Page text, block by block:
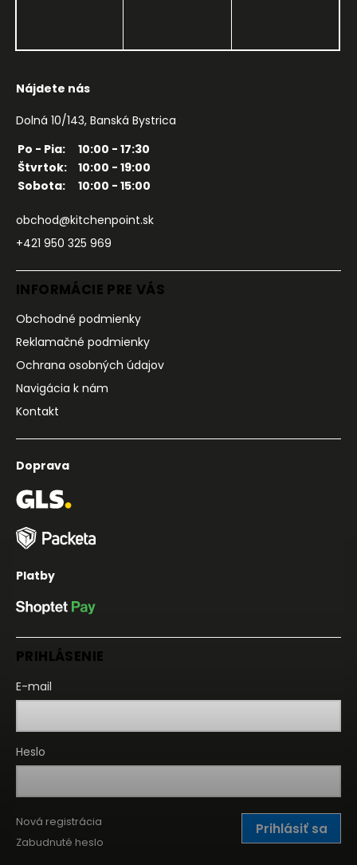
Nájdete nás
Dolná 10/143, Banská Bystrica
Po - Pia:
10:00 - 17:30
Štvrtok:
10:00 - 19:00
Sobota:
10:00 - 15:00
obchod@kitchenpoint.sk
+421 950 325 969
INFORMÁCIE PRE VÁS
Obchodné podmienky
Reklamačné podmienky
Ochrana osobných údajov
Navigácia k nám
Kontakt
Doprava
Platby
PRIHLÁSENIE
E-mail
Heslo
Prihlásiť sa
Nová registrácia
Zabudnuté heslo